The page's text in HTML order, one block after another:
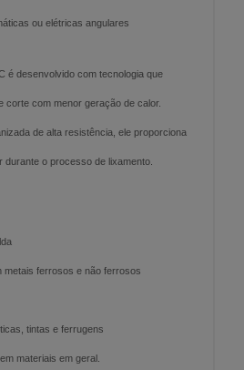
ou elétricas angulares
é desenvolvido com tecnologia que
corte com menor geração de calor.
de alta resistência, ele proporciona
durante o processo de lixamento.
metais ferrosos e não ferrosos
tintas e ferrugens
materiais em geral.